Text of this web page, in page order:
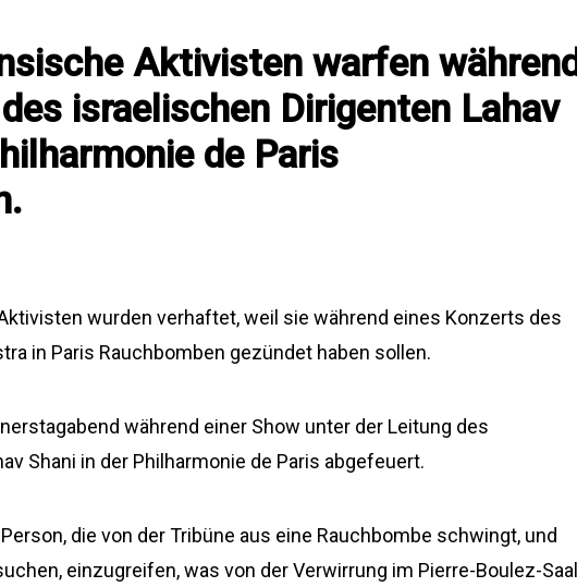
Aktivisten warfen während
israelischen Dirigenten Lahav
de Paris
wurden verhaftet, weil sie während eines Konzerts des
in Paris Rauchbomben gezündet haben sollen.
während einer Show unter der Leitung des
Shani in der Philharmonie de Paris abgefeuert.
die von der Tribüne aus eine Rauchbombe schwingt, und
einzugreifen, was von der Verwirrung im Pierre-Boulez-Saal